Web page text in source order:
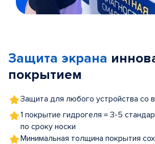
5
Защита экрана
покрытием
Защита для любого устройства со
1 покрытие гидрогеля = 3-5
по сроку носки
Минимальная толщина покрытия